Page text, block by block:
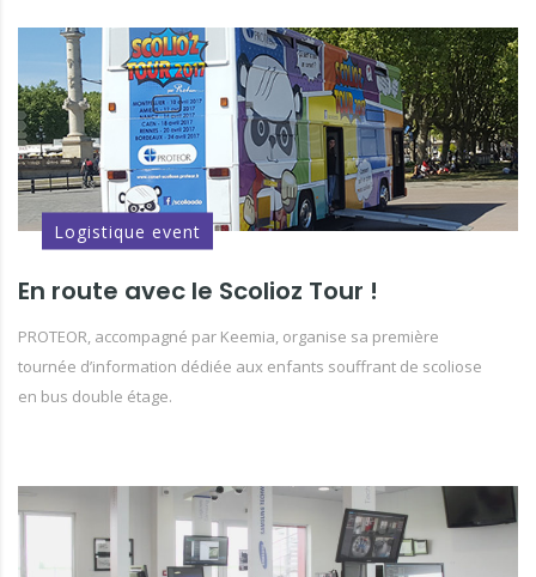
Logistique event
En route avec le Scolioz Tour !
PROTEOR, accompagné par Keemia, organise sa première
tournée d’information dédiée aux enfants souffrant de scoliose
en bus double étage.